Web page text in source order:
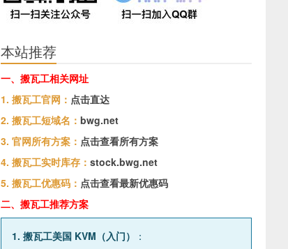
本站推荐
一、搬瓦工相关网址
1. 搬瓦工官网： 点击直达
2. 搬瓦工短域名： bwg.net
3. 官网所有方案： 点击查看所有方案
4. 搬瓦工实时库存： stock.bwg.net
5. 搬瓦工优惠码： 点击查看最新优惠码
二、搬瓦工推荐方案
1. 搬瓦工美国 KVM（入门）
：